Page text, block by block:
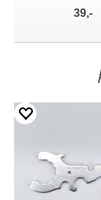
39,-